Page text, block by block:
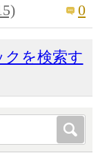
0
クを検索す